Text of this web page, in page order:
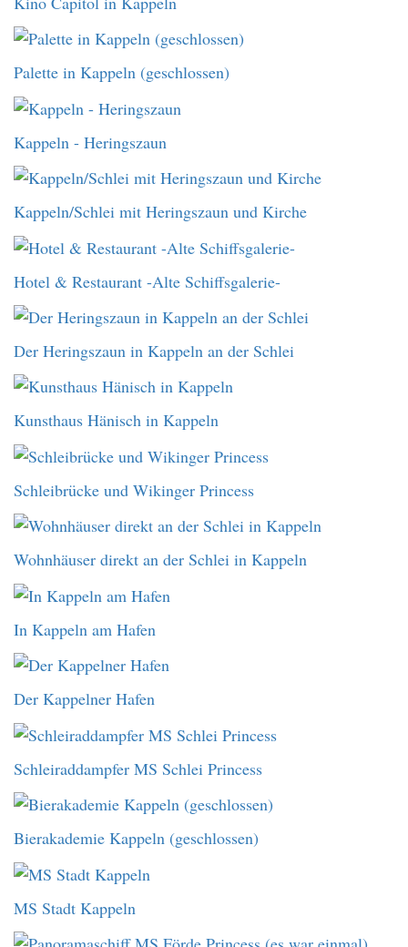
Palette in Kappeln (geschlossen)
Kappeln - Heringszaun
Kappeln/Schlei mit Heringszaun und Kirche
Hotel & Restaurant -Alte Schiffsgalerie-
Der Heringszaun in Kappeln an der Schlei
Kunsthaus Hänisch in Kappeln
Schleibrücke und Wikinger Princess
Wohnhäuser direkt an der Schlei in Kappeln
In Kappeln am Hafen
Der Kappelner Hafen
Schleiraddampfer MS Schlei Princess
Bierakademie Kappeln (geschlossen)
MS Stadt Kappeln